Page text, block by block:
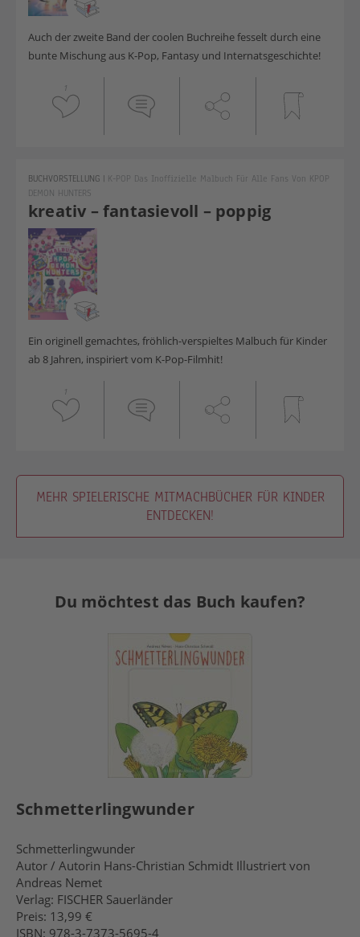
Auch der zweite Band der coolen Buchreihe fesselt durch eine
bunte Mischung aus K-Pop, Fantasy und Internatsgeschichte!
1
kreativ – fantasievoll – poppig
BUCHVORSTELLUNG | K-POP Das Inoffizielle Malbuch Für Alle Fans Von KPOP
DEMON HUNTERS
Ein originell gemachtes, fröhlich-verspieltes Malbuch für Kinder
ab 8 Jahren, inspiriert vom K-Pop-Filmhit!
1
MEHR SPIELERISCHE MITMACHBÜCHER FÜR KINDER
ENTDECKEN!
Du möchtest das Buch kaufen?
Schmetterlingwunder
Schmetterlingwunder
Autor / Autorin Hans-Christian Schmidt Illustriert von
Andreas Nemet
Verlag: FISCHER Sauerländer
Preis: 13,99 €
ISBN: 978-3-7373-5695-4